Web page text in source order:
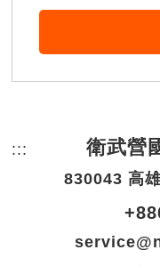
::: 頁尾網站資訊。
衛武營
830043 高